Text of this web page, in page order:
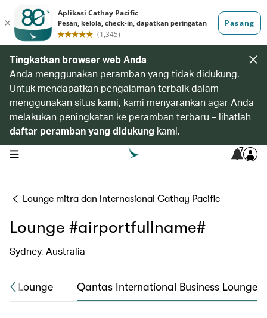
Tingkatkan browser web Anda
Anda menggunakan peramban yang tidak didukung.
Untuk mendapatkan pengalaman terbaik dalam
menggunakan situs kami, kami menyarankan agar Anda
melakukan peningkatan ke peramban terbaru – lihatlah
daftar peramban yang didukung kami.
open navigation menu 7
Lounge mitra dan internasional Cathay Pacific
Lounge #airportfullname#
Sydney, Australia
Lounge Qantas International Business Lounge